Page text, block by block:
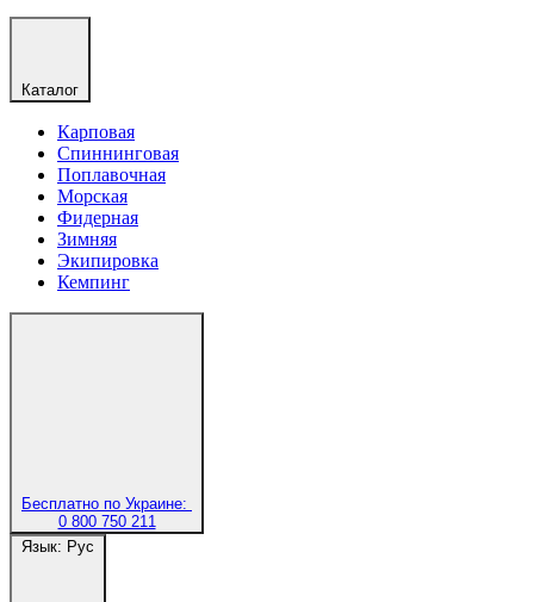
Каталог
Карповая
Спиннинговая
Поплавочная
Морская
Фидерная
Зимняя
Экипировка
Кемпинг
Бесплатно по Украине:
0 800 750 211
Язык: Рус